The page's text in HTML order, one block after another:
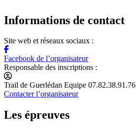
Informations de contact
Site web et réseaux sociaux :
Facebook de l’organisateur
Responsable des inscriptions :
Trail de Guerlédan Equipe 07.82.38.91.76
Contacter l’organisateur
Les épreuves